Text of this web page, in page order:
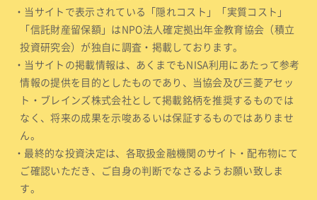
・当サイトで表示されている「隠れコスト」「実質コスト」
「信託財産留保額」はNPO法人確定拠出年金教育協会（積立
投資研究会）が独自に調査・掲載しております。
・当サイトの掲載情報は、あくまでもNISA利用にあたって参考
情報の提供を目的としたものであり、当協会及び三菱アセッ
ト・ブレインズ株式会社として掲載銘柄を推奨するものでは
なく、将来の成果を示唆あるいは保証するものではありませ
ん。
・最終的な投資決定は、各取扱金融機関のサイト・配布物にて
ご確認いただき、ご自身の判断でなさるようお願い致しま
す。